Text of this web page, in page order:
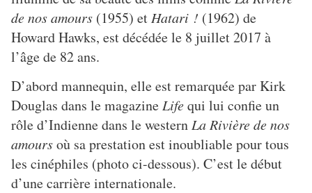
de nos amours (1955) et Hatari ! (1962) de
Howard Hawks, est décédée le 8 juillet 2017 à
l’âge de 82 ans.
D’abord mannequin, elle est remarquée par Kirk
Douglas dans le magazine Lifequi lui confie un
rôle d’Indienne dans le western La Rivière de nos
amoursoù sa prestation est inoubliable pour tous
les cinéphiles (photo ci-dessous). C’est le début
d’une carrière internationale.